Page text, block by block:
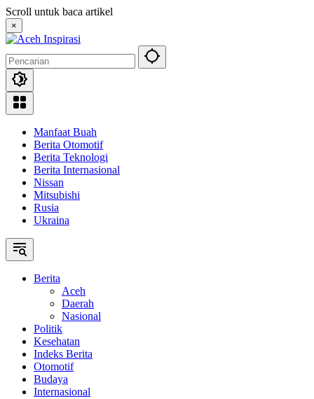
Langsung
ke
konten
Scroll untuk baca artikel
×
Manfaat Buah
Berita Otomotif
Berita Teknologi
Berita Internasional
Nissan
Mitsubishi
Rusia
Ukraina
Berita
Aceh
Daerah
Nasional
Politik
Kesehatan
Indeks Berita
Otomotif
Budaya
Internasional